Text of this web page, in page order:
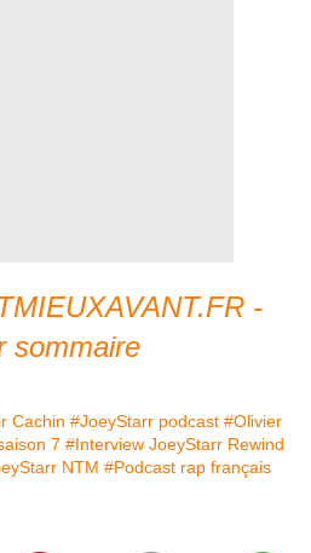
-
sommaire
Cachin #JoeyStarr podcast #Olivier
7 #Interview JoeyStarr Rewind
NTM #Podcast rap français